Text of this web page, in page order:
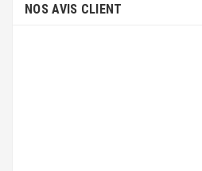
NOS AVIS CLIENT